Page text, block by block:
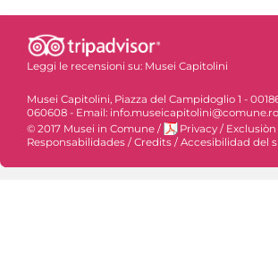
Leggi le recensioni su: Musei Capitolini
Musei Capitolini, Piazza del Campidoglio 1 -
060608 - Email:
© 2017 Musei in Comune / Privacy /
Responsabilidades /Credits /Accesibilidad del